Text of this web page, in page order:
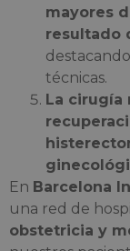
mayores
resultado
técnicas.
La cirugía
En Barcelona
una red de
obstetricia y